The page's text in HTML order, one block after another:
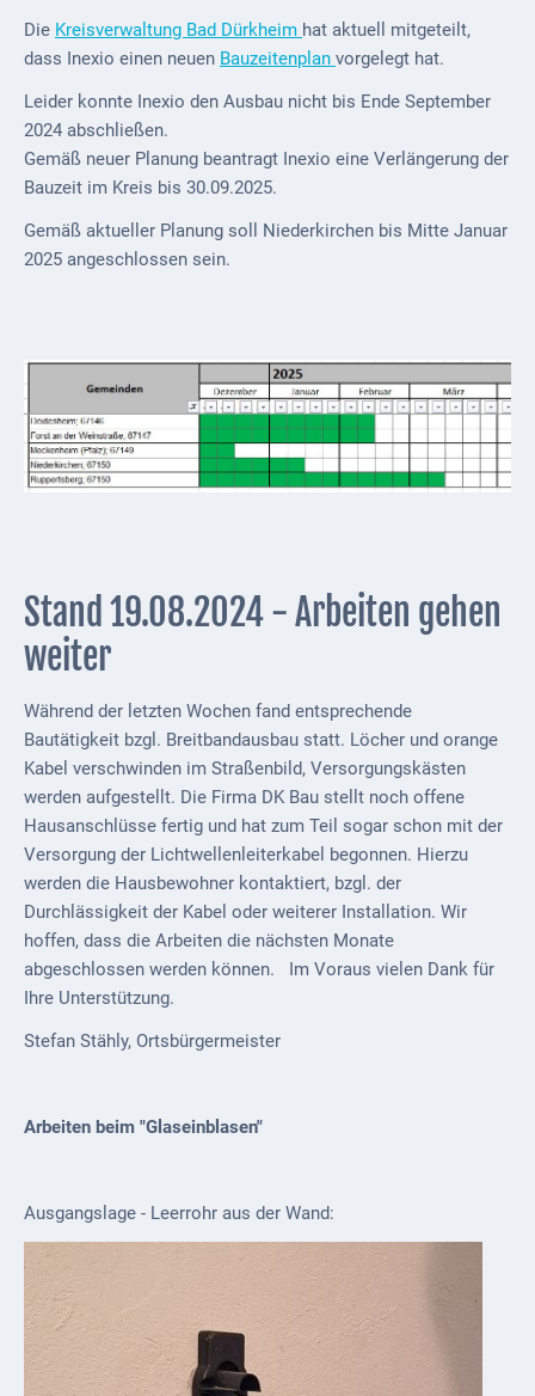
Die Kreisverwaltung Bad Dürkheim hat aktuell mitgeteilt,
dass Inexio einen neuen Bauzeitenplan vorgelegt hat.
Leider konnte Inexio den Ausbau nicht bis Ende September
2024 abschließen.
Gemäß neuer Planung beantragt Inexio eine Verlängerung der
Bauzeit im Kreis bis 30.09.2025.
Gemäß aktueller Planung soll Niederkirchen bis Mitte Januar
2025 angeschlossen sein.
Stand 19.08.2024 - Arbeiten gehen
weiter
Während der letzten Wochen fand entsprechende
Bautätigkeit bzgl. Breitbandausbau statt. Löcher und orange
Kabel verschwinden im Straßenbild, Versorgungskästen
werden aufgestellt. Die Firma DK Bau stellt noch offene
Hausanschlüsse fertig und hat zum Teil sogar schon mit der
Versorgung der Lichtwellenleiterkabel begonnen. Hierzu
werden die Hausbewohner kontaktiert, bzgl. der
Durchlässigkeit der Kabel oder weiterer Installation. Wir
hoffen, dass die Arbeiten die nächsten Monate
abgeschlossen werden können. Im Voraus vielen Dank für
Ihre Unterstützung.
Stefan Stähly, Ortsbürgermeister
Arbeiten beim "Glaseinblasen"
Ausgangslage - Leerrohr aus der Wand: